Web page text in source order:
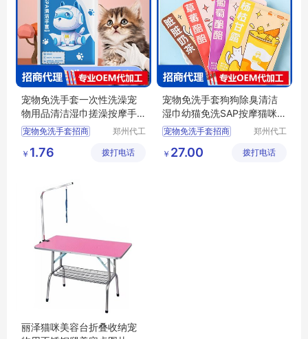
宠物免洗手套一次性洗澡宠
物用品清洁湿巾搓澡按摩手
套批发
宠物免洗手套招商
宠物用品批发
宠物按摩手套批发
郑州代工
技有限公
￥ 1.76 拨打电话
宠物免洗手套狗狗除臭清洁
湿巾幼猫免洗SAP按摩猫咪免
洗手套批发
宠物免洗手套招商
宠物清洁湿巾批发
郑州代工
技有限公
￥ 27.00 拨打电话
丽泽猫咪美容台折叠收纳宠